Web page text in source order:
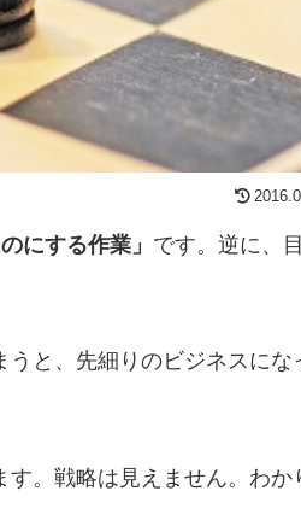
にする作業」 です。逆に、
と、先細りのビジネスにな
。戦略は見えません。わか